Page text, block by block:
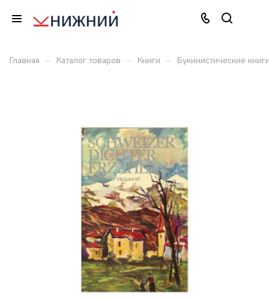
Главная – Каталог товаров – Книги – Букинистические